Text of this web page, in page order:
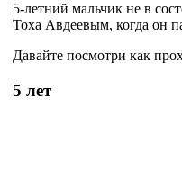
5-летний мальчик не в
Toxa Авдеевым, когда он
Давайте посмотри как
5 лет